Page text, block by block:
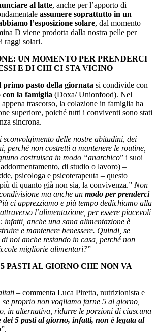
al latte, anche per l’apporto di
assumere soprattutto in un
l’esposizione solare, dal momento
D viene prodotta dalla nostra pelle per
raggi solari.
UN MOMENTO PER PRENDERCI
E DI CHI CI STA VICINO
primo pasto della giornata si condivide con
la famiglia (Doxa/ Unionfood). Nel
trascorso, la colazione in famiglia ha
superiore, poiché tutti i conviventi sono stati
sincrona.
sconvolgimento delle nostre abitudini, dei
perché non costretti a mantenere le routine,
costruisca in modo “anarchico” i suoi
di studio o lavoro) –
psicologa e psicoterapeuta – questo
di quanto già non sia, la convivenza.” Non
ma anche un modo per prenderci
ci apprezziamo e più tempo dedichiamo alla
l’alimentazione, per essere piacevoli
anche una sana alimentazione è
e mantenere benessere. Quindi, se
noi anche restando in casa, perché non
migliorie alimentari?”
PASTI AL GIORNO CHE NON VA
– commenta Luca Piretta, nutrizionista e
se proprio non vogliamo farne 5 al giorno,
in alternativa, ridurre le porzioni di ciascuna
dei 5 pasti al giorno, infatti, non è legata al
”.